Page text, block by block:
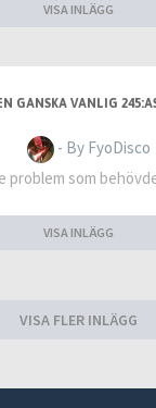
VISA INLÄGG
GANSKA VANLIG
- By FyoDisco
problem som
VISA INLÄGG
VISA FLER INLÄGG